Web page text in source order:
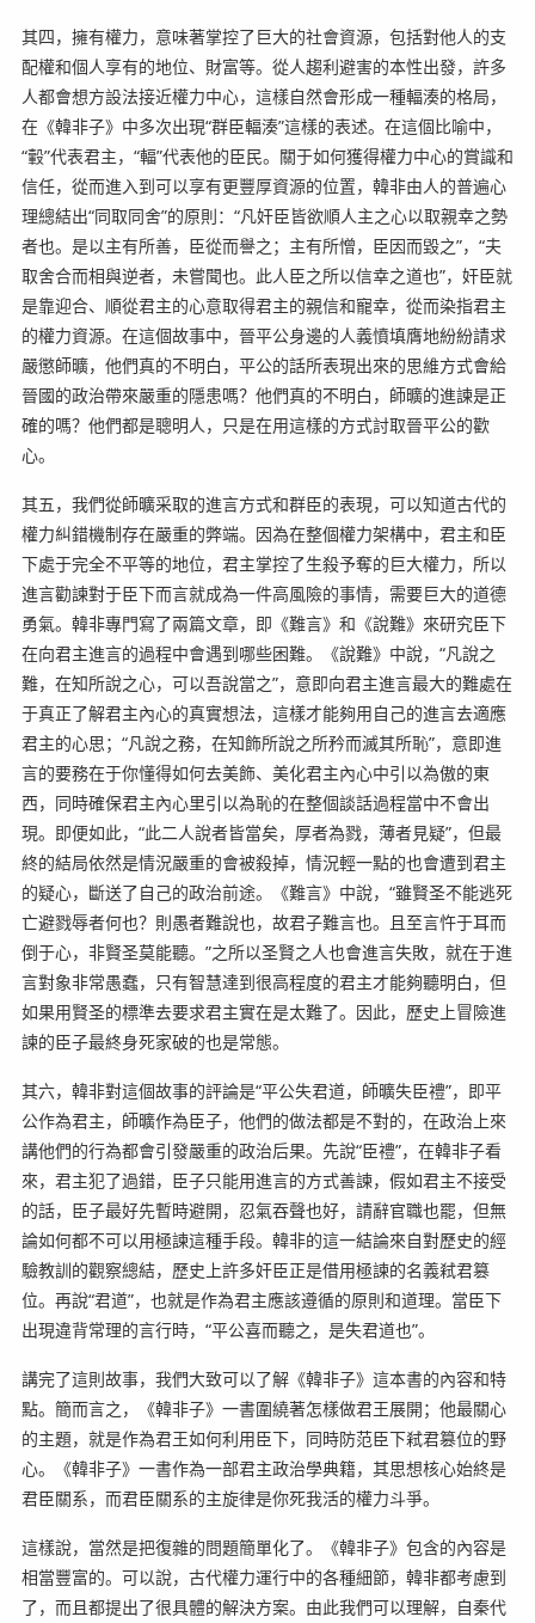
其四，擁有權力，意味著掌控了巨大的社會資源，包括對他人的支
配權和個人享有的地位、財富等。從人趨利避害的本性出發，許多
人都會想方設法接近權力中心，這樣自然會形成一種輻湊的格局，
在《韓非子》中多次出現“群臣輻湊”這樣的表述。在這個比喻中，
“轂”代表君主，“輻”代表他的臣民。關于如何獲得權力中心的賞識和
信任，從而進入到可以享有更豐厚資源的位置，韓非由人的普遍心
理總結出“同取同舍”的原則：“凡奸臣皆欲順人主之心以取親幸之勢
者也。是以主有所善，臣從而譽之；主有所憎，臣因而毀之”，“夫
取舍合而相與逆者，未嘗聞也。此人臣之所以信幸之道也”，奸臣就
是靠迎合、順從君主的心意取得君主的親信和寵幸，從而染指君主
的權力資源。在這個故事中，晉平公身邊的人義憤填膺地紛紛請求
嚴懲師曠，他們真的不明白，平公的話所表現出來的思維方式會給
晉國的政治帶來嚴重的隱患嗎？他們真的不明白，師曠的進諫是正
確的嗎？他們都是聰明人，只是在用這樣的方式討取晉平公的歡
心。
其五，我們從師曠采取的進言方式和群臣的表現，可以知道古代的
權力糾錯機制存在嚴重的弊端。因為在整個權力架構中，君主和臣
下處于完全不平等的地位，君主掌控了生殺予奪的巨大權力，所以
進言勸諫對于臣下而言就成為一件高風險的事情，需要巨大的道德
勇氣。韓非專門寫了兩篇文章，即《難言》和《說難》來研究臣下
在向君主進言的過程中會遇到哪些困難。《說難》中說，“凡說之
難，在知所說之心，可以吾說當之”，意即向君主進言最大的難處在
于真正了解君主內心的真實想法，這樣才能夠用自己的進言去適應
君主的心思；“凡說之務，在知飾所說之所矜而滅其所恥”，意即進
言的要務在于你懂得如何去美飾、美化君主內心中引以為傲的東
西，同時確保君主內心里引以為恥的在整個談話過程當中不會出
現。即便如此，“此二人說者皆當矣，厚者為戮，薄者見疑”，但最
終的結局依然是情況嚴重的會被殺掉，情況輕一點的也會遭到君主
的疑心，斷送了自己的政治前途。《難言》中說，“雖賢圣不能逃死
亡避戮辱者何也？則愚者難說也，故君子難言也。且至言忤于耳而
倒于心，非賢圣莫能聽。”之所以圣賢之人也會進言失敗，就在于進
言對象非常愚蠢，只有智慧達到很高程度的君主才能夠聽明白，但
如果用賢圣的標準去要求君主實在是太難了。因此，歷史上冒險進
諫的臣子最終身死家破的也是常態。
其六，韓非對這個故事的評論是“平公失君道，師曠失臣禮”，即平
公作為君主，師曠作為臣子，他們的做法都是不對的，在政治上來
講他們的行為都會引發嚴重的政治后果。先說“臣禮”，在韓非子看
來，君主犯了過錯，臣子只能用進言的方式善諫，假如君主不接受
的話，臣子最好先暫時避開，忍氣吞聲也好，請辭官職也罷，但無
論如何都不可以用極諫這種手段。韓非的這一結論來自對歷史的經
驗教訓的觀察總結，歷史上許多奸臣正是借用極諫的名義弒君篡
位。再說“君道”，也就是作為君主應該遵循的原則和道理。當臣下
出現違背常理的言行時，“平公喜而聽之，是失君道也”。
講完了這則故事，我們大致可以了解《韓非子》這本書的內容和特
點。簡而言之，《韓非子》一書圍繞著怎樣做君王展開；他最關心
的主題，就是作為君王如何利用臣下，同時防范臣下弒君篡位的野
心。《韓非子》一書作為一部君主政治學典籍，其思想核心始終是
君臣關系，而君臣關系的主旋律是你死我活的權力斗爭。
這樣說，當然是把復雜的問題簡單化了。《韓非子》包含的內容是
相當豐富的。可以說，古代權力運行中的各種細節，韓非都考慮到
了，而且都提出了很具體的解決方案。由此我們可以理解，自秦代